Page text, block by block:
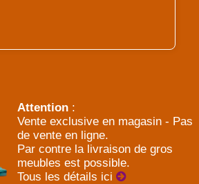
Attention :
Vente exclusive en magasin - Pas
de vente en ligne.
Par contre la livraison de gros
meubles est possible.
Tous les détails ici